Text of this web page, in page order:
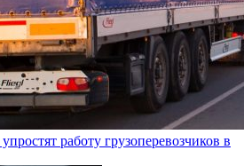
работу грузоперевозчиков в